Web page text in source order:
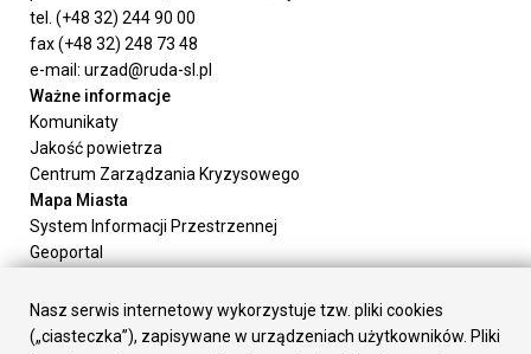
tel. (+48 32) 244 90 00
fax (+48 32) 248 73 48
e-mail: urzad@ruda-sl.pl
Ważne informacje
Komunikaty
Jakość powietrza
Centrum Zarządzania Kryzysowego
Mapa Miasta
System Informacji Przestrzennej
Geoportal
Załatw sprawę
Prezydent Miasta
Nasz serwis internetowy wykorzystuje tzw. pliki cookies
(„ciasteczka”), zapisywane w urządzeniach użytkowników. Pliki